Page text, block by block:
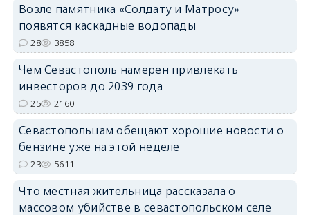
Возле памятника «Солдату и Матросу»
появятся каскадные водопады
28 3858
Чем Севастополь намерен привлекать
инвесторов до 2039 года
25 2160
Севастопольцам обещают хорошие новости о
бензине уже на этой неделе
23 5611
Что местная жительница рассказала о
массовом убийстве в севастопольском селе